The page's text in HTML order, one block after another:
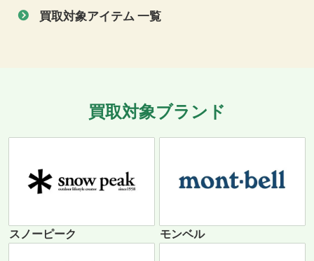
買取対象アイテム 一覧
買取対象ブランド
スノーピーク モンベル